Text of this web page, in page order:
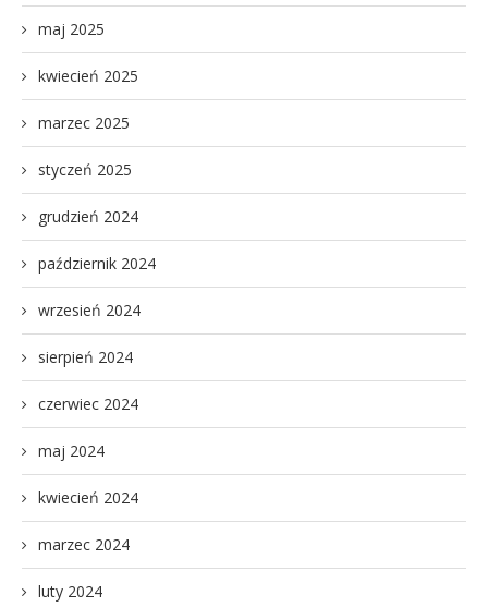
maj 2025
kwiecień 2025
marzec 2025
styczeń 2025
grudzień 2024
październik 2024
wrzesień 2024
sierpień 2024
czerwiec 2024
maj 2024
kwiecień 2024
marzec 2024
luty 2024